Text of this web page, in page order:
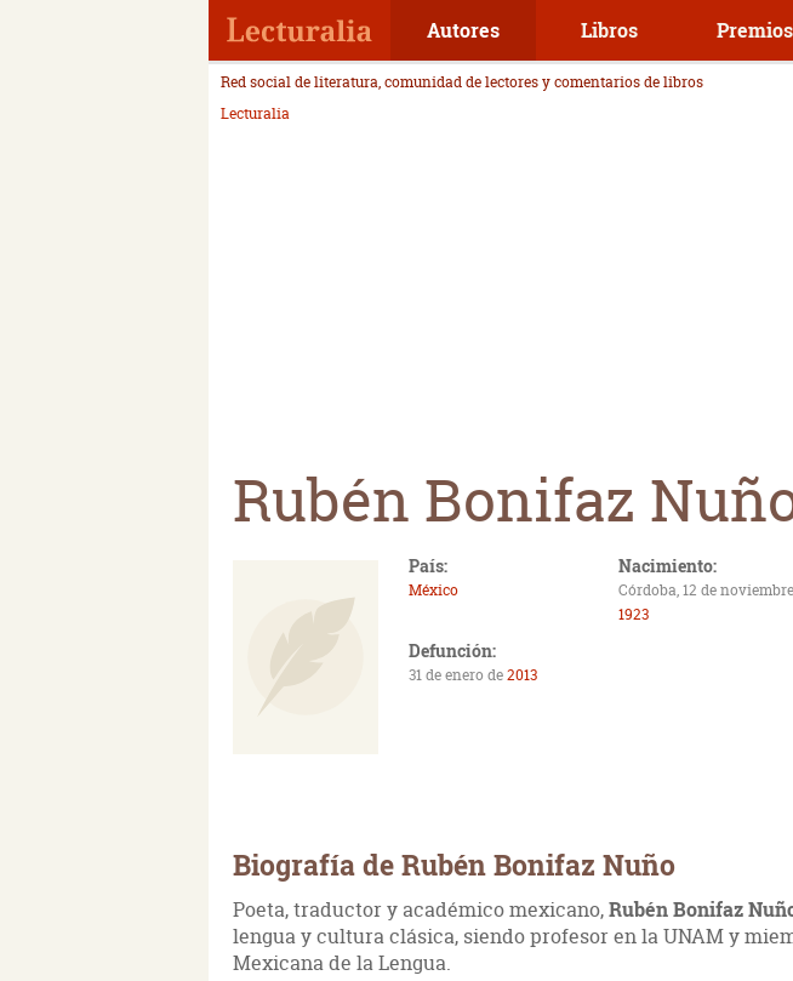
Autores Libros Premios
Red social de literatura, comunidad de lectores y comentarios de libros
Lecturalia
Rubén Bonifaz
País:
México
Nacimiento:
Córdoba, 12 de
1923
Defunción:
31 de enero de2013
Biografía de Rubén Bonifaz Nuño
Poeta, traductor y académico mexicano,Rubén Bonifaz
lengua y cultura clásica, siendo profesor en la UNAM y
Mexicana de la Lengua.